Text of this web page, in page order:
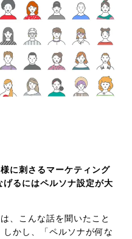
に刺さるマーケティング
げるにはペルソナ設定が大
、こんな話を聞いたこと
かし、「ペルソナが何な